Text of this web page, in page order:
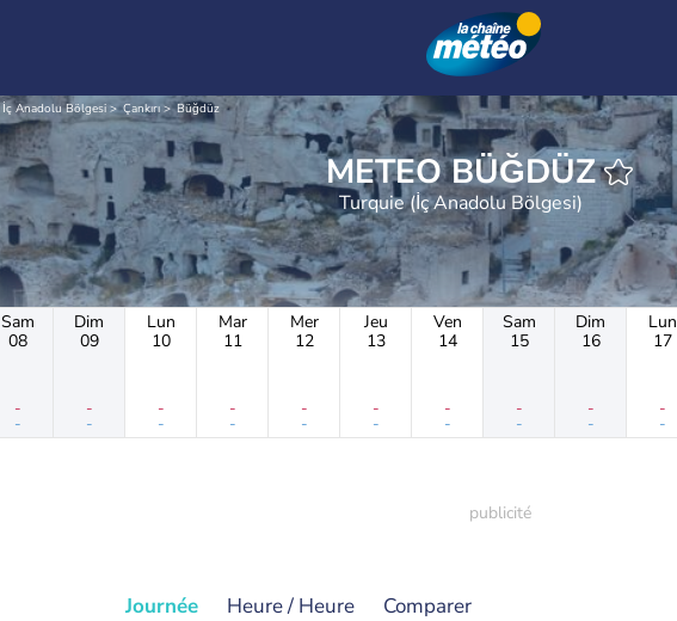
İç Anadolu Bölgesi Çankırı Büğdüz
METEO BÜĞDÜZ
Turquie (İç Anadolu Bölgesi)
Sam
08
-
-
Dim
09
-
-
Lun
10
-
-
Mar
11
-
-
Mer
12
-
-
Jeu
13
-
-
Ven
14
-
-
Sam
15
-
-
Dim
16
-
-
Lun
17
-
-
Journée Heure / Heure Comparer